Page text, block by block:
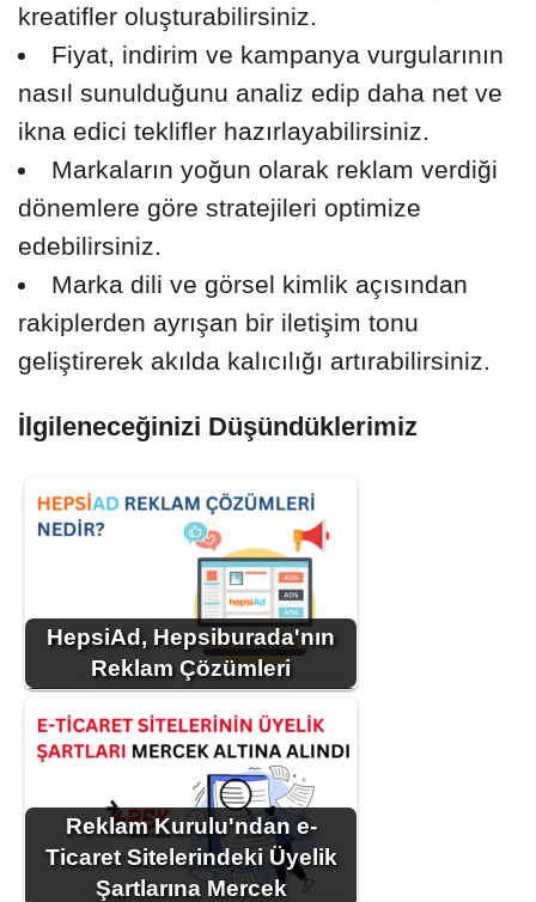
kreatifler oluşturabilirsiniz.
Fiyat, indirim ve kampanya vurgularının
nasıl sunulduğunu analiz edip daha net ve
ikna edici teklifler hazırlayabilirsiniz.
Markaların yoğun olarak reklam verdiği
dönemlere göre stratejileri optimize
edebilirsiniz.
Marka dili ve görsel kimlik açısından
rakiplerden ayrışan bir iletişim tonu
geliştirerek akılda kalıcılığı artırabilirsiniz.
İlgileneceğinizi Düşündüklerimiz
HepsiAd, Hepsiburada'nın
Reklam Çözümleri
Reklam Kurulu'ndan e-
Ticaret Sitelerindeki Üyelik
Şartlarına Mercek